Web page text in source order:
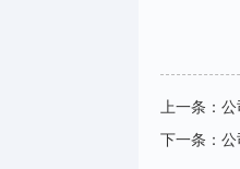
上一条： 公
下一条： 公